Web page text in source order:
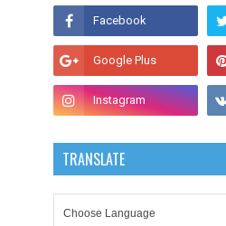
TRANSLATE